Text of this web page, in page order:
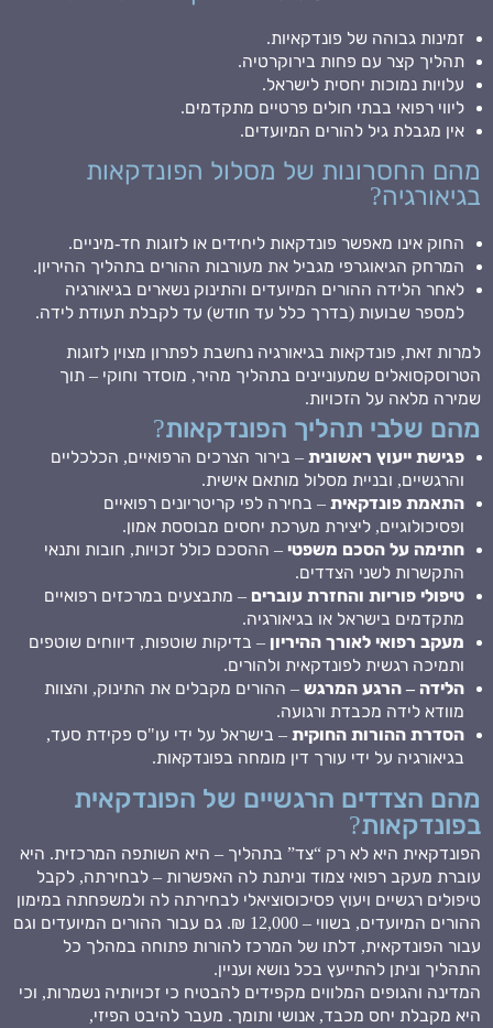
זמינות גבוהה של פונדקאיות.
תהליך קצר עם פחות בירוקרטיה.
עלויות נמוכות יחסית לישראל.
ליווי רפואי בבתי חולים פרטיים מתקדמים.
אין מגבלת גיל להורים המיועדים.
מהם החסרונות של מסלול הפונדקאות
בגיאורגיה?
החוק אינו מאפשר פונדקאות ליחידים או לזוגות חד-מיניים.
המרחק הגיאוגרפי מגביל את מעורבות ההורים בתהליך ההיריון.
לאחר הלידה ההורים המיועדים והתינוק נשארים בגיאורגיה
למספר שבועות (בדרך כלל עד חודש) עד לקבלת תעודת לידה.
למרות זאת, פונדקאות בגיאורגיה נחשבת לפתרון מצוין לזוגות
הטרוסקסואלים שמעוניינים בתהליך מהיר, מוסדר וחוקי – תוך
שמירה מלאה על הזכויות.
מהם שלבי תהליך הפונדקאות?
פגישת ייעוץ ראשונית – בירור הצרכים הרפואיים, הכלכליים
והרגשיים, ובניית מסלול מותאם אישית.
התאמת פונדקאית – בחירה לפי קריטריונים רפואיים
ופסיכולוגיים, ליצירת מערכת יחסים מבוססת אמון.
חתימה על הסכם משפטי – ההסכם כולל זכויות, חובות ותנאי
התקשרות לשני הצדדים.
טיפולי פוריות והחזרת עוברים – מתבצעים במרכזים רפואיים
מתקדמים בישראל או בגיאורגיה.
מעקב רפואי לאורך ההיריון – בדיקות שוטפות, דיווחים שוטפים
ותמיכה רגשית לפונדקאית ולהורים.
הלידה – הרגע המרגש – ההורים מקבלים את התינוק, והצוות
מוודא לידה מכבדת ורגועה.
הסדרת ההורות החוקית – בישראל על ידי עו"ס פקידת סעד,
בגיאורגיה על ידי עורך דין מומחה בפונדקאות.
מהם הצדדים הרגשיים של הפונדקאית
בפונדקאות?
הפונדקאית היא לא רק “צד” בתהליך – היא השותפה המרכזית. היא
עוברת מעקב רפואי צמוד וניתנת לה האפשרות – לבחירתה, לקבל
טיפולים רגשיים ויעוץ פסיכוסוציאלי לבחירתה לה ולמשפחתה במימון
ההורים המיועדים, בשווי – 12,000 ₪. גם עבור ההורים המיועדים וגם
עבור הפונדקאית, דלתו של המרכז להורות פתוחה במהלך כל
התהליך וניתן להתייעץ בכל נושא ועניין.
המדינה והגופים המלווים מקפידים להבטיח כי זכויותיה נשמרות, וכי
היא מקבלת יחס מכבד, אנושי ותומך. מעבר להיבט הפיזי,